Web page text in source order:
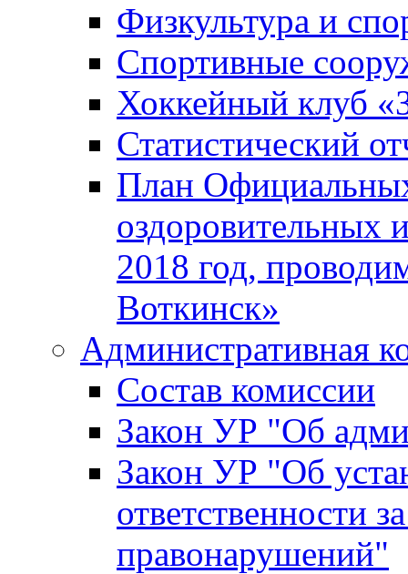
Физкультура и
Спортивные
Хоккейный клуб
Статистический
План
оздоровительных
2018 год,
Воткинск»
Административная
Состав комиссии
Закон УР "Об
Закон УР "Об
ответственности
правонарушений"